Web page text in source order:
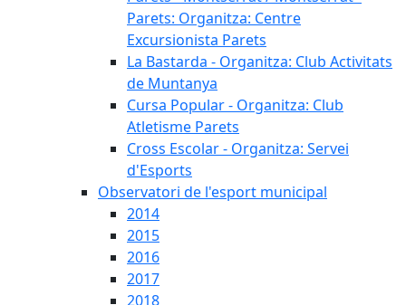
Parets: Organitza: Centre
Excursionista Parets
La Bastarda - Organitza: Club Activitats
de Muntanya
Cursa Popular - Organitza: Club
Atletisme Parets
Cross Escolar - Organitza: Servei
d'Esports
Observatori de l'esport municipal
2014
2015
2016
2017
2018